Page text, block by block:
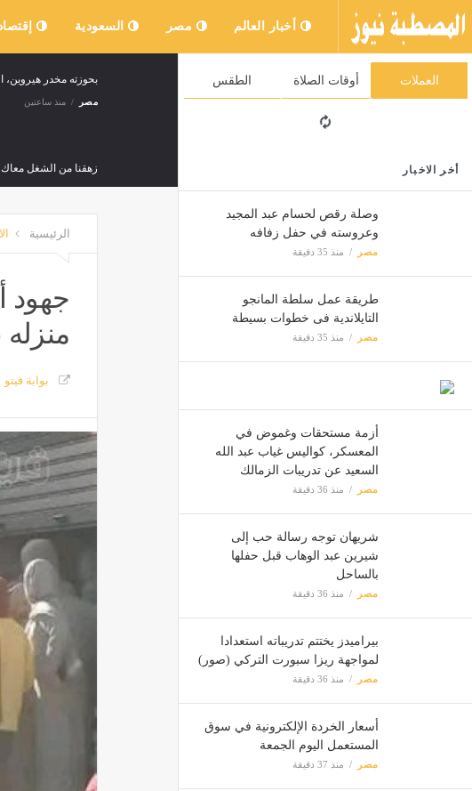
أخبار العالم مصر السعودية
العملات أوقات الصلاة الطقس
أخر الاخبار
وصلة رقص لحسام عبد المجيد
وعروسته في حفل زفافه
مصر منذ 35 دقيقة
طريقة عمل سلطة المانجو
التايلاندية فى خطوات بسيطة
مصر منذ 35 دقيقة
أزمة مستحقات وغموض في
المعسكر، كواليس غياب عبد الله
السعيد عن تدريبات الزمالك
مصر منذ 36 دقيقة
شريهان توجه رسالة حب إلى
شيرين عبد الوهاب قبل حفلها
بالساحل
مصر منذ 36 دقيقة
بيراميدز يختتم تدريباته استعدادا
لمواجهة ريزا سبورت التركي (صور)
مصر منذ 36 دقيقة
أسعار الخردة الإلكترونية في سوق
المستعمل اليوم الجمعة
مصر منذ 37 دقيقة
بحوزته مخدر هيروين،
مصر منذ ساعتين
زهقنا من الشغل
الأوقاف تحذر من
العثور على جثة غريق
والطب النفسي
مصر منذ ساعتين
وزيرة تركية تعلق
منذ ساعتين
تفاصيل الساعات
منذ ساعتين
أسعار الذهب خارج
مصر
الرئيسية
جهود
منزله
بوابة فيتو